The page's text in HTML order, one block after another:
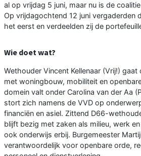
al op vrijdag 5 juni, maar nu is de
Op vrijdagochtend 12 juni vergaderden
het eerst en verdeelden zij de
Wie doet wat?
Wethouder Vincent Kellenaar (Vrij!)
met woningbouw, mobiliteit en
domein valt onder Carolina van der Aa
stort zich namens de VVD op
financiën en asiel. Zittend D66-
blijft bezig met zaken als milieu, werk
ook onderwijs erbij. Burgemeester
verantwoordelijk voor openbare orde,